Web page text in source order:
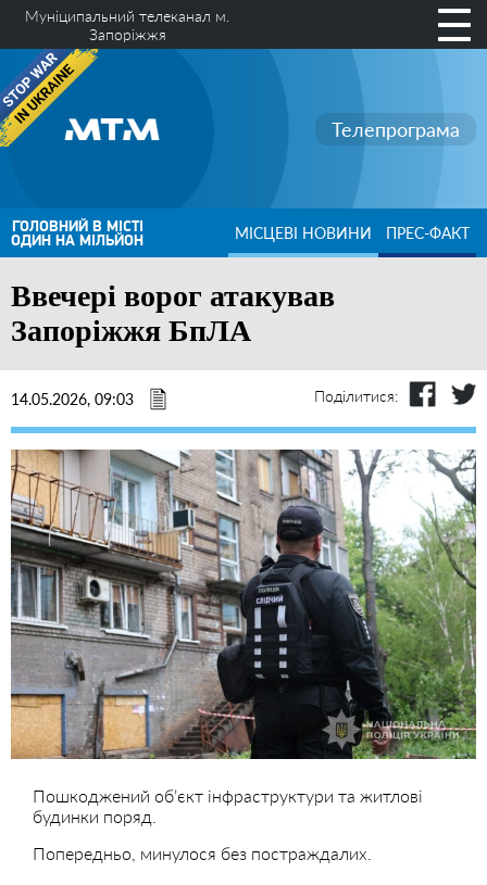
Муніципальний телеканал м.
Запоріжжя
Телепрограма
ГОЛОВНИЙ В МІСТІ
ОДИН НА МІЛЬЙОН МІСЦЕВІ НОВИНИ ПРЕС-ФАКТ
Ввечері ворог атакував
Запоріжжя БпЛА
14.05.2026, 09:03 Поділитися:
Пошкоджений обʼєкт інфраструктури та житлові
будинки поряд.
Попередньо, минулося без постраждалих.